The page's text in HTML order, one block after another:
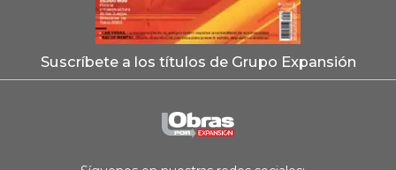
Suscríbete a los títulos de Grupo Expansión